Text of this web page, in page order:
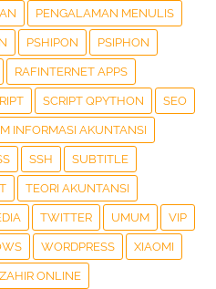
PENGALAMAN MENULIS
PSHIPON PSIPHON
RAFINTERNET APPS
SCRIPT QPYTHON SEO
INFORMASI AKUNTANSI
SSH SUBTITLE
TEORI AKUNTANSI
TWITTER UMUM VIP
WORDPRESS XIAOMI
ZAHIR ONLINE